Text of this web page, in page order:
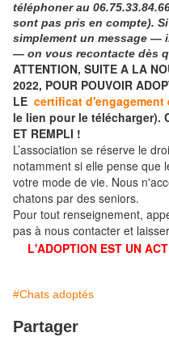
téléphonerau
sont pas pris en compte).
simplement un message —
— on vous recontacte dès
ATTENTION, SUITE A LA
2022, POUR POUVOIR
LE certificat d'engagement
le lien pour le télécharger).
ET REMPLI !
L’association se réserve le
notamment si elle pense que
votre mode de vie. Nous
chatons par des seniors.
Pour tout renseignement,
pas à nous contacter et
L'ADOPTION EST UN
#Chats adoptés
Partager